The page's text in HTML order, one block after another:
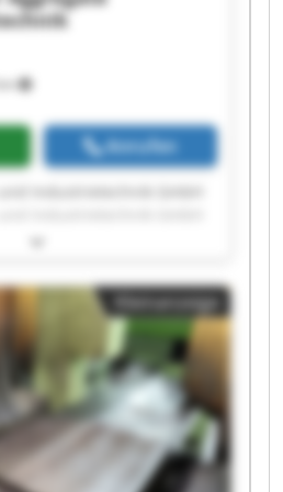
Anrufen
Industrietechnik GmbH
Industrietechnik GmbH
Industrietechnik GmbH
Industrietechnik GmbH
Industrietechnik GmbH
Industrietechnik GmbH
Industrietechnik GmbH
Industrietechnik GmbH
Industrietechnik GmbH
Industrietechnik GmbH
Industrietechnik GmbH
Kleinanzeige